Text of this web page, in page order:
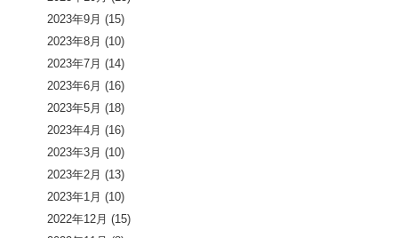
2023年9月 (15)
2023年8月 (10)
2023年7月 (14)
2023年6月 (16)
2023年5月 (18)
2023年4月 (16)
2023年3月 (10)
2023年2月 (13)
2023年1月 (10)
2022年12月 (15)